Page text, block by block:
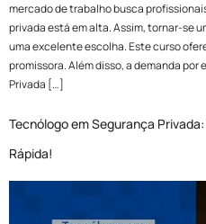
mercado de trabalho busca
privada está em alta. Assim, tornar-se
uma excelente escolha. Este curso
promissora. Além disso, a demanda
Privada […]
Tecnólogo em Segurança
Rápida!